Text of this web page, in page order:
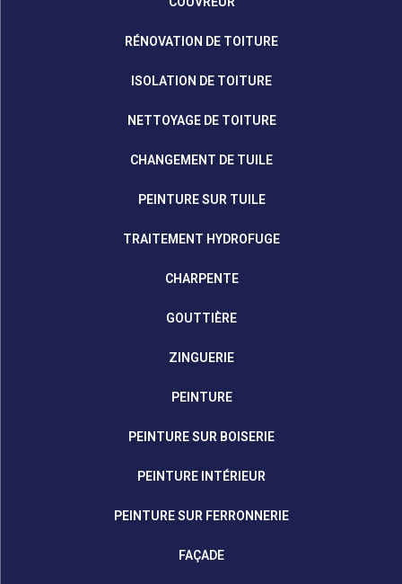
RÉNOVATION DE TOITURE
ISOLATION DE TOITURE
NETTOYAGE DE TOITURE
CHANGEMENT DE TUILE
PEINTURE SUR TUILE
TRAITEMENT HYDROFUGE
CHARPENTE
GOUTTIÈRE
ZINGUERIE
PEINTURE
PEINTURE SUR BOISERIE
PEINTURE INTÉRIEUR
PEINTURE SUR FERRONNERIE
FAÇADE